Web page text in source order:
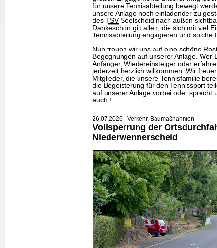
für unsere Tennisabteilung bewegt
unsere Anlage noch einladender zu
des TSVSeelscheid nach außen
Dankeschön gilt allen, die sich mit viel
Tennisabteilung engagieren und solche
Nun freuen wir uns auf eine schöne
Begegnungen auf unserer Anlage. Wer
Anfänger, Wiedereinsteiger oder
jederzeit herzlich willkommen. Wir
Mitglieder, die unsere Tennisfamilie
die Begeisterung für den Tennissport
auf unserer Anlage vorbei oder sprecht
euch !
26.07.2026 - Verkehr, Baumaßnahmen
Vollsperrung der
Niederwennerscheid